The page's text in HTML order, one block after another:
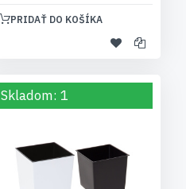
PRIDAŤ DO KOŠÍKA
Skladom: 1